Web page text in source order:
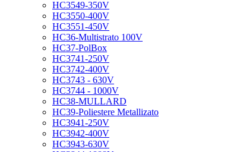
HC3549-350V
HC3550-400V
HC3551-450V
HC36-Multistrato 100V
HC37-PolBox
HC3741-250V
HC3742-400V
HC3743 - 630V
HC3744 - 1000V
HC38-MULLARD
HC39-Poliestere Metallizato
HC3941-250V
HC3942-400V
HC3943-630V